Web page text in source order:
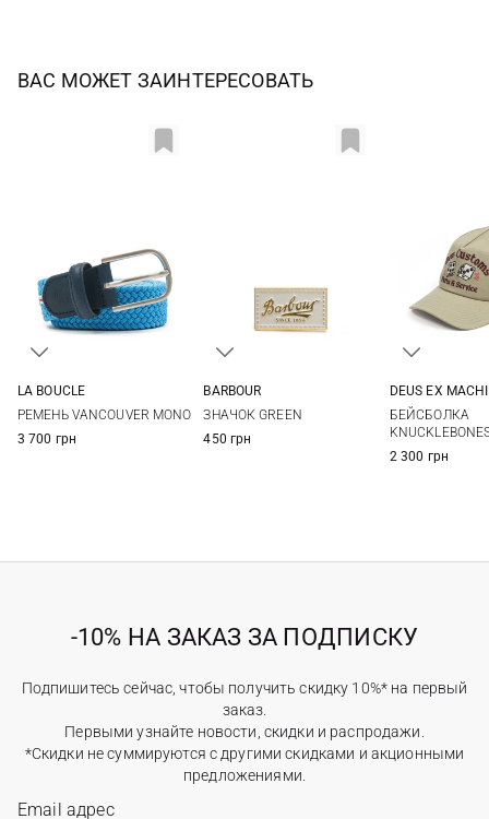
ВАС МОЖЕТ ЗАИНТЕРЕСОВАТЬ
LA BOUCLE
РЕМЕНЬ VANCOUVER MONO
3 700 грн
BARBOUR
ЗНАЧОК GREEN
450 грн
DEUS EX
БЕЙСБОЛКА
2 300 грн
-10% НА ЗАКАЗ ЗА ПОДПИСКУ
Подпишитесь сейчас, чтобы получить скидку 10%* на первый
заказ.
Первыми узнайте новости, скидки и распродажи.
*Скидки не суммируются с другими скидками и акционными
предложениями.